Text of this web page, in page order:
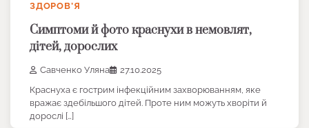
ЗДОРОВ’Я
Симптоми й фото краснухи в немовлят,
дітей, дорослих
Савченко Уляна
27.10.2025
Краснуха є гострим інфекційним захворюванням, яке
вражає здебільшого дітей. Проте ним можуть хворіти й
дорослі […]